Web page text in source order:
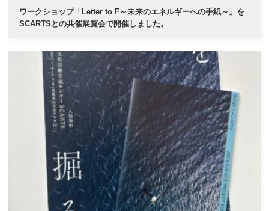
ワークショップ「Letter to F～未来のエネルギーへの手紙～」を
SCARTSとの共催展覧会で開催しました。